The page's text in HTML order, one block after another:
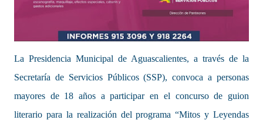
La Presidencia Municipal de Aguascalientes, a través de la
Secretaría de Servicios Públicos (SSP), convoca a personas
mayores de 18 años a participar en el concurso de guion
literario para la realización del programa “Mitos y Leyendas